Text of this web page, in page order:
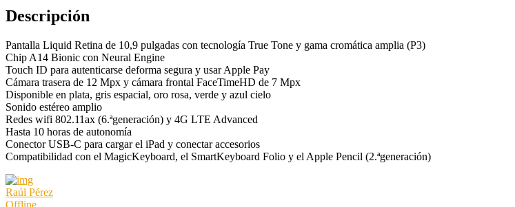
Descripción
Pantalla Liquid Retina de 10,9 pulgadas con tecnología True Tone y gama cromática amplia (P3)
Chip A14 Bionic con Neural Engine
Touch ID para autenticarse deforma segura y usar Apple Pay
Cámara trasera de 12 Mpx y cámara frontal FaceTimeHD de 7 Mpx
Disponible en plata, gris espacial, oro rosa, verde y azul cielo
Sonido estéreo amplio
Redes wifi 802.11ax (6.ªgeneración) y 4G LTE Advanced
Hasta 10 horas de autonomía
Conector USB-C para cargar el iPad y conectar accesorios
Compatibilidad con el MagicKeyboard, el SmartKeyboard Folio y el Apple Pencil (2.ªgeneración)
Raúl Pérez
Offline